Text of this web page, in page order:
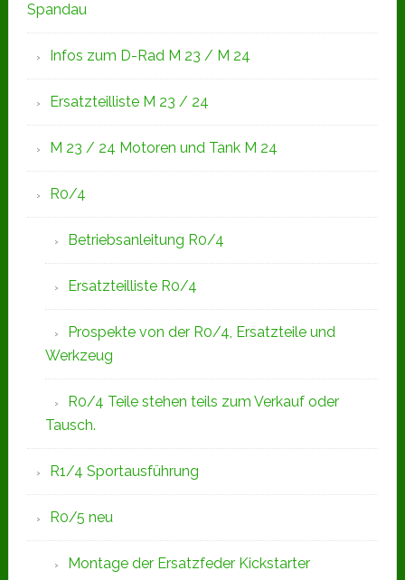
Spandau
Infos zum D-Rad M 23 / M 24
Ersatzteilliste M 23 / 24
M 23 / 24 Motoren und Tank M 24
R0/4
Betriebsanleitung R0/4
Ersatzteilliste R0/4
Prospekte von der R0/4, Ersatzteile und
Werkzeug
R0/4 Teile stehen teils zum Verkauf oder
Tausch.
R1/4 Sportausführung
R0/5 neu
Montage der Ersatzfeder Kickstarter